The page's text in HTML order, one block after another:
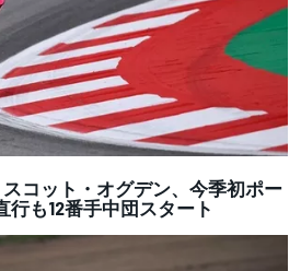
コット・オグデン、今季初ポー
も12番手中団スタート